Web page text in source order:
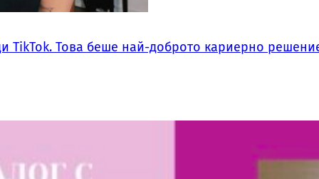
TikTok. Това беше най-доброто кариерно